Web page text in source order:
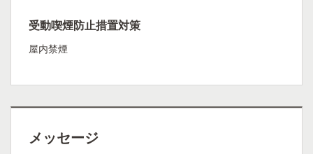
受動喫煙防止措置対策
屋内禁煙
メッセージ